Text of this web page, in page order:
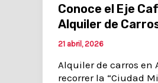
Conoce el Eje
Alquiler de
21 abril, 2026
Alquiler de carros en
recorrer la “Ciudad